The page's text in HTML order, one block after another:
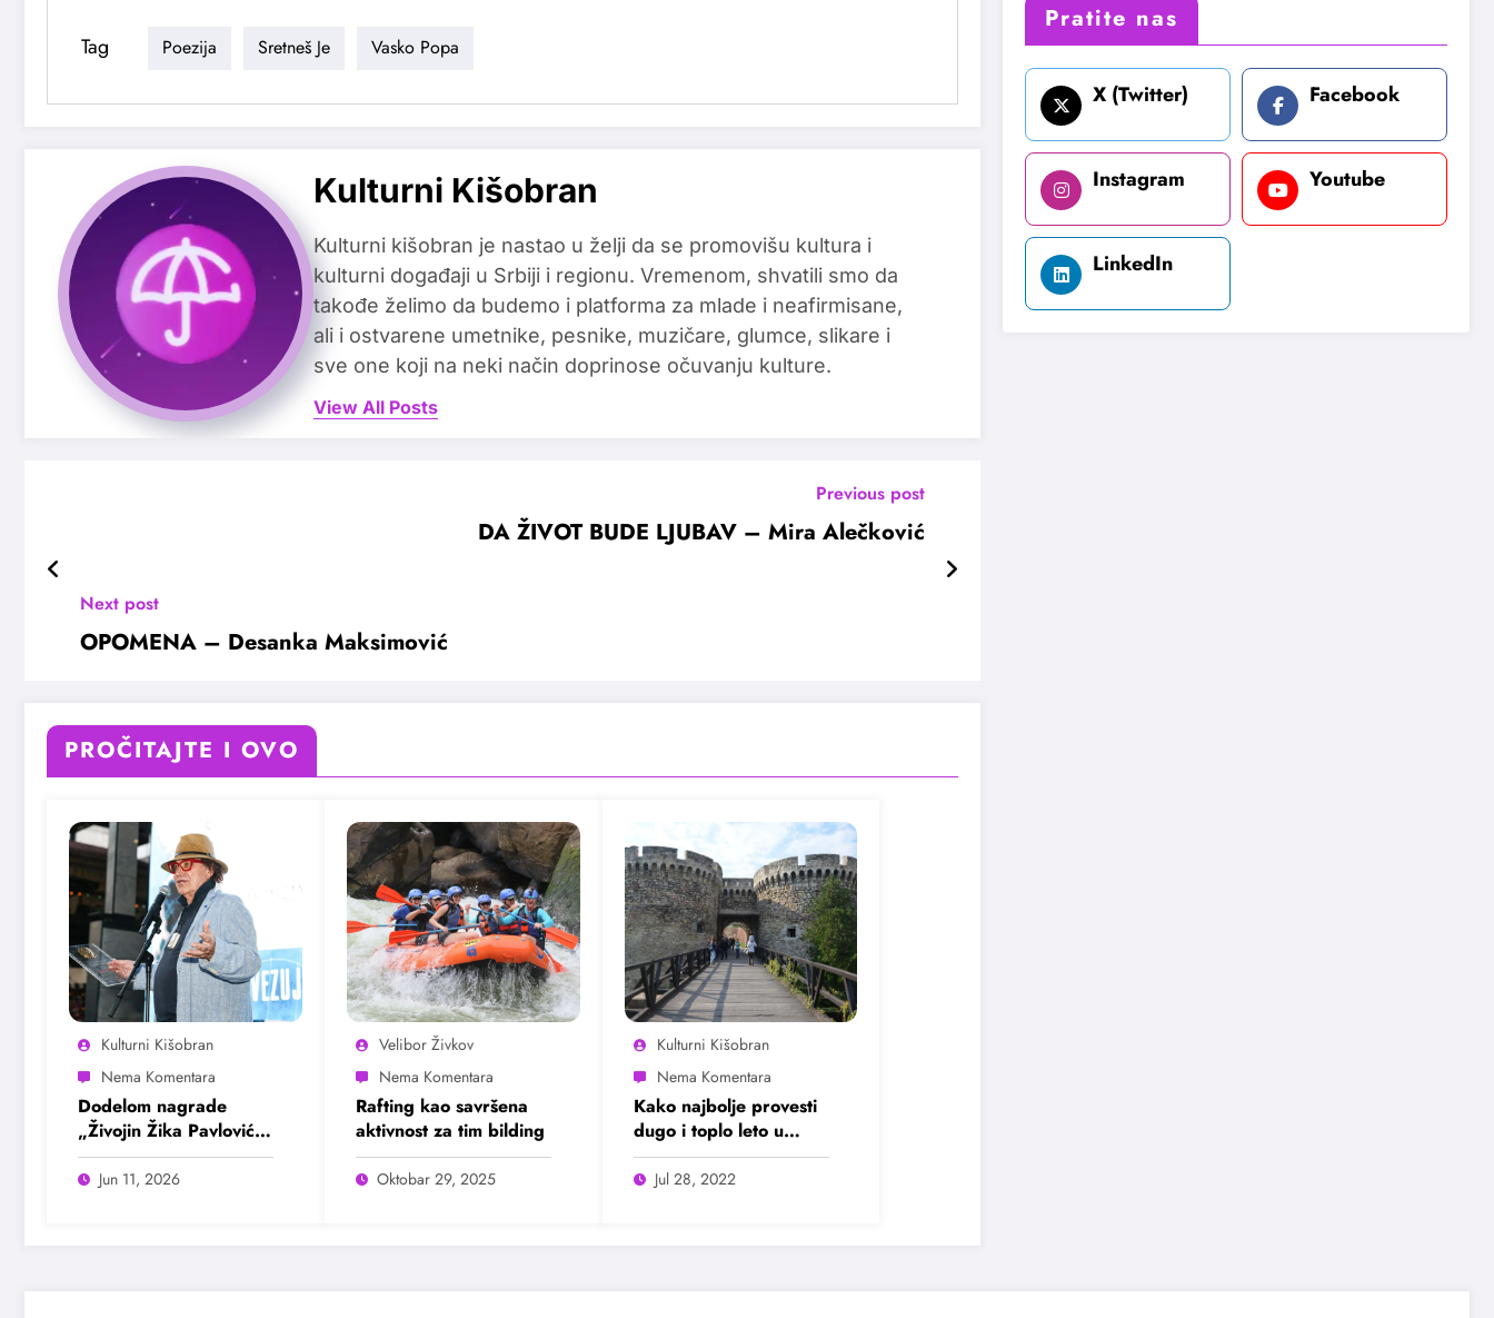
Tag Poezija Sretneš Je Vasko Popa
Kulturni Kišobran
Kulturni kišobran je nastao u želji da se promovišu kultura i
kulturni događaji u Srbiji i regionu. Vremenom, shvatili smo da
takođe želimo da budemo i platforma za mlade i neafirmisane,
ali i ostvarene umetnike, pesnike, muzičare, glumce, slikare i
sve one koji na neki način doprinose očuvanju kulture.
View All Posts
Previous post
DA ŽIVOT BUDE LJUBAV – Mira Alečković
Next post
OPOMENA – Desanka Maksimović
PROČITAJTE I OVO
Kulturni Kišobran
Dodelom nagrade
„Živojin Žika Pavlović“
Lordanu Zafranoviću
svečano otvoren 2.
Jun 11, 2026
Velibor Živkov
Rafting kao savršena
aktivnost za tim bilding
Oktobar 29, 2025
Kulturni Kišobran
Kako najbolje provesti
dugo i toplo leto u
Beogradu?
Jul 28, 2022
Pratite nas
X (Twitter) Facebook
Instagram Youtube
LinkedIn